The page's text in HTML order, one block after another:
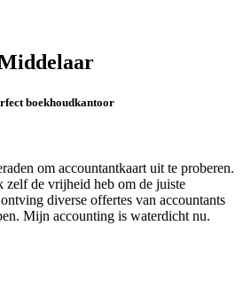
boekhoudkantoor
om accountantkaart uit te proberen.
de vrijheid heb om de juiste
diverse offertes van accountants
Mijn accounting is waterdicht nu.